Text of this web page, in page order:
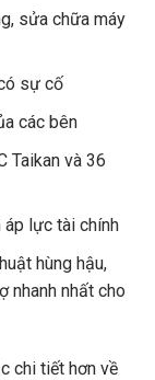
sửa chữa máy
sự cố
các bên
Taikan và 36
áp lực tài chính
hùng hậu,
nhanh nhất cho
chi tiết hơn về